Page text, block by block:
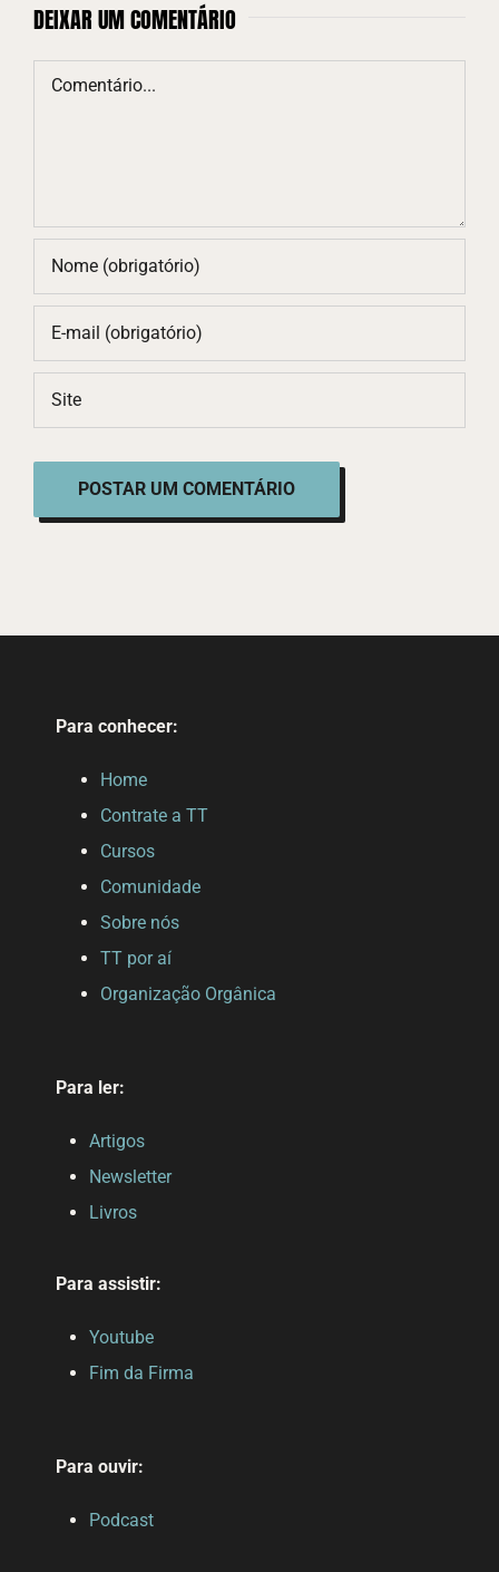
DEIXAR UM COMENTÁRIO
Comentário
Para conhecer:
Home
Contrate a TT
Cursos
Comunidade
Sobre nós
TT por aí
Organização Orgânica
Para ler:
Artigos
Newsletter
Livros
Para assistir:
Youtube
Fim da Firma
Para ouvir:
Podcast